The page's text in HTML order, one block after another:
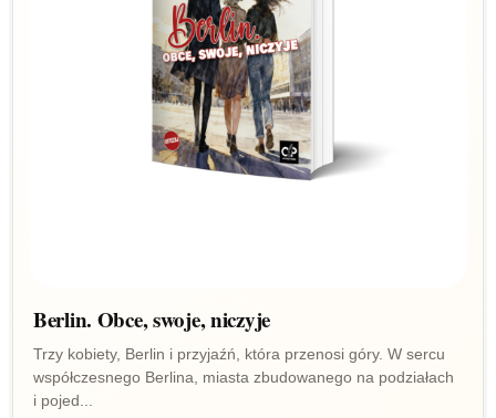
Berlin. Obce, swoje, niczyje
Trzy kobiety, Berlin i przyjaźń, która przenosi góry. W sercu
współczesnego Berlina, miasta zbudowanego na podziałach
i pojed...